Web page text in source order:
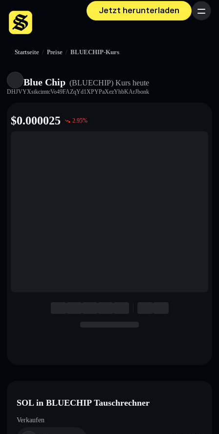
Jetzt herunterladen Menü
Startseite / Preise / BLUECHIP-Kurs
Blue Chip (BLUECHIP) Kurs heute
DHJVYXsikcimtcVo49FAZqYd1XPYPaXezYhbKArJbonk
$0.000025 2.95%
SOL in BLUECHIP Tauschrechner
Verkaufen